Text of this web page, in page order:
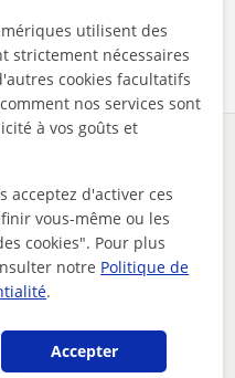
?
à distance pour c...
à France
utilisent des
strictement nécessaires
cookies facultatifs
nos services sont
à vos goûts et
acceptez d'activer ces
vous-même ou les
cookies". Pour plus
notre Politique de
.
Accepter